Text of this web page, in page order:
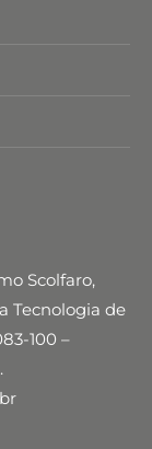
Scolfaro,
Tecnologia de
100 –